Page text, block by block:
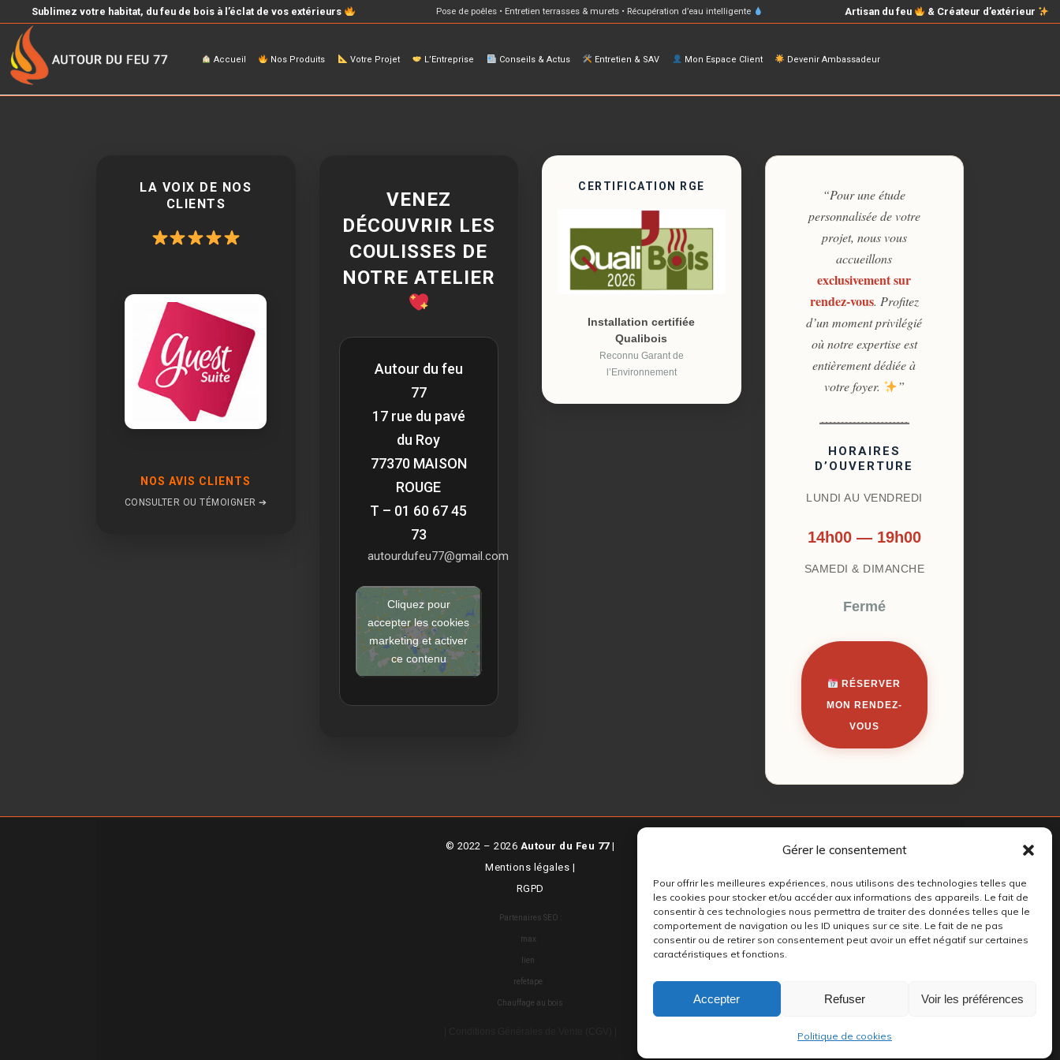
Gérer le consentement
Pour offrir les meilleures expériences, nous utilisons des technologies telles que
les cookies pour stocker et/ou accéder aux informations des appareils. Le fait de
consentir à ces technologies nous permettra de traiter des données telles que le
comportement de navigation ou les ID uniques sur ce site. Le fait de ne pas
consentir ou de retirer son consentement peut avoir un effet négatif sur certaines
caractéristiques et fonctions.
Accepter Refuser Voir les préférences
Politique de cookies
Sublimez votre habitat, du feu de bois à l’éclat de vos extérieurs Pose de poêles • Entretien terrasses & murets • Récupération d’eau intelligente Artisan du feu & Créateur d’extérieur
Accueil Nos Produits Votre Projet L’Entreprise Conseils & Actus Entretien & SAV Mon Espace Client Devenir Ambassadeur
LA VOIX DE NOS
CLIENTS
NOS AVIS CLIENTS
CONSULTER OU TÉMOIGNER ➔
VENEZ
DÉCOUVRIR LES
COULISSES DE
NOTRE ATELIER
Autour du feu
77
17 rue du pavé
du Roy
77370 MAISON
ROUGE
T – 01 60 67 45
73
autourdufeu77@gmail.com
Cliquez pour
accepter les cookies
marketing et activer
ce contenu
CERTIFICATION RGE
Installation certifiée
Qualibois
Reconnu Garant de
l’Environnement
“Pour une étude
personnalisée de votre
projet, nous vous
accueillons
exclusivement sur
rendez-vous. Profitez
d’un moment privilégié
où notre expertise est
entièrement dédiée à
votre foyer.
”
HORAIRES
D’OUVERTURE
LUNDI AU VENDREDI
14h00 — 19h00
SAMEDI & DIMANCHE
Fermé
RÉSERVER
MON RENDEZ-
VOUS
© 2022 – 2026 Autour du Feu 77|
Mentions légales |
RGPD
Partenaires SEO :
max
lien
refetape
Chauffage au bois